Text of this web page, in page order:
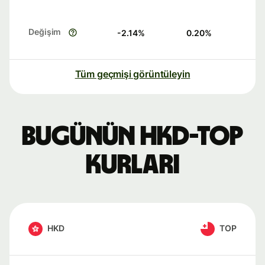
Değişim -2.14% 0.20%
Tüm geçmişi görüntüleyin
Bugünün HKD-TOP
kurları
HKD TOP